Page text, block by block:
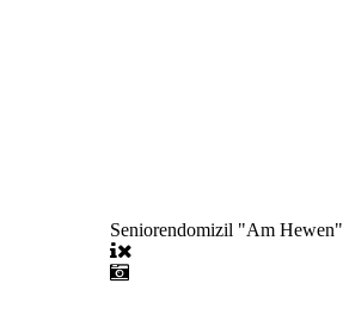
Seniorendomizil "Am Hewen"